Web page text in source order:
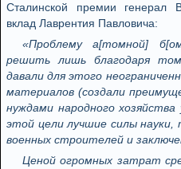
Сталинской премии генерал
вклад Лаврентия Павловича:
«Проблему а[томной]
решить лишь благодаря
давали для этого
материалов (создали
нуждами народного
этой цели лучшие силы науки,
военных строителей и
Ценой огромных затрат